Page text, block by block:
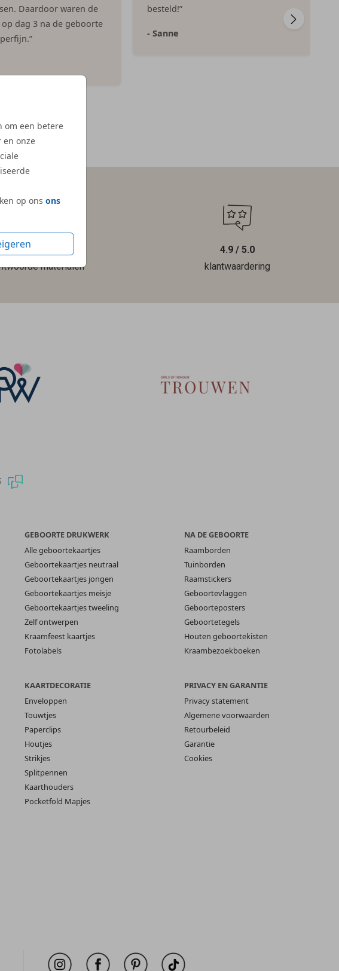
om een betere
en onze
op ons ons
Daardoor waren de
dag 3 na de geboorte
besteld!”
- Sanne
Duurzame en
materialen
4.9 / 5.0
klantwaardering
GEBOORTE DRUKWERK
Alle geboortekaartjes
Geboortekaartjes neutraal
Geboortekaartjes jongen
Geboortekaartjes meisje
Geboortekaartjes tweeling
Zelf ontwerpen
Kraamfeest kaartjes
Fotolabels
NA DE GEBOORTE
Raamborden
Tuinborden
Raamstickers
Geboortevlaggen
Geboorteposters
Geboortetegels
Houten geboortekisten
Kraambezoekboeken
KAARTDECORATIE
Enveloppen
Touwtjes
Paperclips
Houtjes
Strikjes
Splitpennen
Kaarthouders
Pocketfold Mapjes
PRIVACY EN GARANTIE
Privacy statement
Algemene voorwaarden
Retourbeleid
Garantie
Cookies